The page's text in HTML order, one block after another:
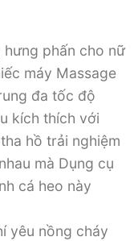
hưng phấn cho nữ
máy Massage
đa tốc độ
kích thích với
hồ trải nghiệm
mà Dụng cụ
cá heo này
yêu nồng cháy